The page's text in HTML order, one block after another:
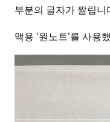
부분의 글자가 짤립니
맥용 '원노트'를 사용